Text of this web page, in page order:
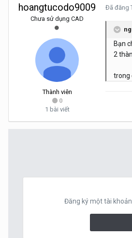
hoangtucodo9009
Chưa sử dụng CAD
Thành viên
0
1 bài viết
Đã đăng
Bạn
2
trong
Đăng ký một tài